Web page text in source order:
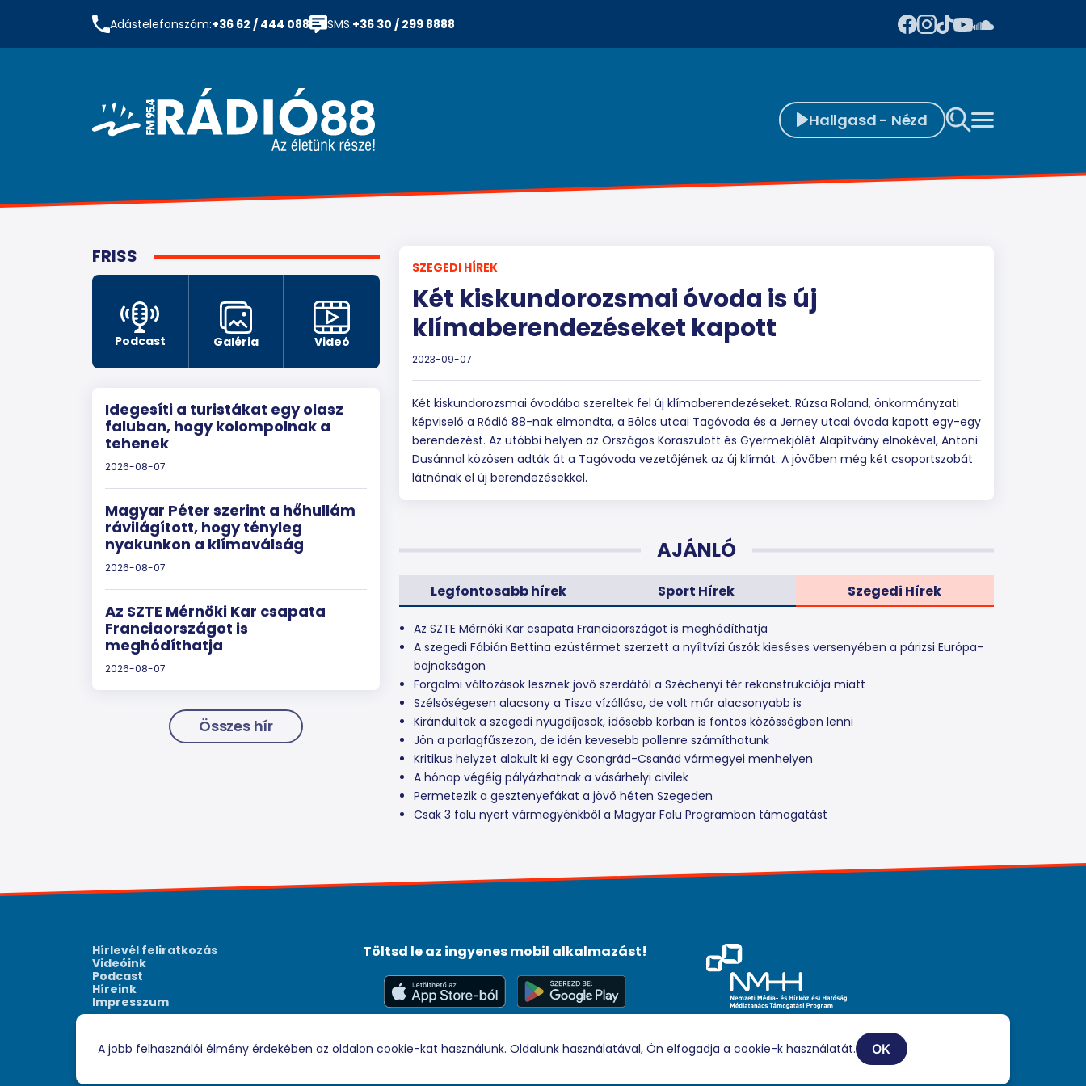
Adástelefonszám:+36 62 / 444 088 SMS:+36 30 / 299 8888
Hallgasd - Nézd
FRISS
Podcast Galéria Videó
Idegesíti a turistákat egy olasz
faluban, hogy kolompolnak a
tehenek
2026-08-07
Magyar Péter szerint a hőhullám
rávilágított, hogy tényleg
nyakunkon a klímaválság
2026-08-07
Az SZTE Mérnöki Kar csapata
Franciaországot is
meghódíthatja
2026-08-07
Összes hír
SZEGEDI HÍREK
Két kiskundorozsmai óvoda is új
klímaberendezéseket kapott
2023-09-07
Két kiskundorozsmai óvodába szereltek fel új klímaberendezéseket. Rúzsa Roland, önkormányzati
képviselő a Rádió 88-nak elmondta, a Bölcs utcai Tagóvoda és a Jerney utcai óvoda kapott egy-egy
berendezést. Az utóbbi helyen az Országos Koraszülött és Gyermekjólét Alapítvány elnökével, Antoni
Dusánnal közösen adták át a Tagóvoda vezetőjének az új klímát. A jövőben még két csoportszobát
látnának el új berendezésekkel.
AJÁNLÓ
Legfontosabb hírek Sport Hírek Szegedi Hírek
Az SZTE Mérnöki Kar csapata Franciaországot is meghódíthatja
A szegedi Fábián Bettina ezüstérmet szerzett a nyíltvízi úszók kieséses versenyében a párizsi Európa-
bajnokságon
Forgalmi változások lesznek jövő szerdától a Széchenyi tér rekonstrukciója miatt
Szélsőségesen alacsony a Tisza vízállása, de volt már alacsonyabb is
Kirándultak a szegedi nyugdíjasok, idősebb korban is fontos közösségben lenni
Jön a parlagfűszezon, de idén kevesebb pollenre számíthatunk
Kritikus helyzet alakult ki egy Csongrád-Csanád vármegyei menhelyen
A hónap végéig pályázhatnak a vásárhelyi civilek
Permetezik a gesztenyefákat a jövő héten Szegeden
Csak 3 falu nyert vármegyénkből a Magyar Falu Programban támogatást
Hírlevél feliratkozás
Videóink
Podcast
Híreink
Impresszum
Töltsd le az ingyenes mobil alkalmazást!
Támogatási Program keretében támogatja.
A jobb felhasználói élmény érdekében az oldalon cookie-kat használunk. Oldalunk használatával, Ön elfogadja a cookie-k használatát. OK